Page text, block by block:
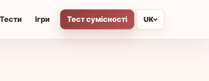
Тести Ігри Тест сумісності UK